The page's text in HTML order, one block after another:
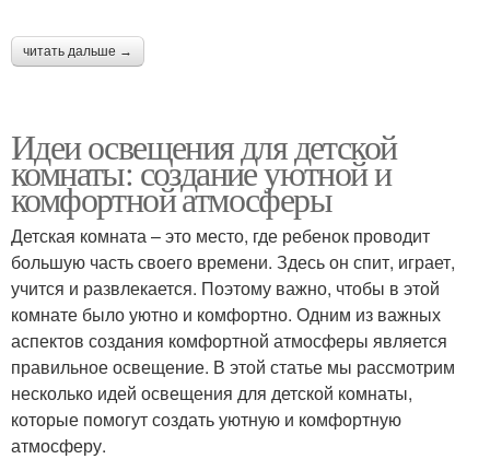
читать дальше →
Идеи освещения для детской
комнаты: создание уютной и
комфортной атмосферы
Детская комната – это место, где ребенок проводит
большую часть своего времени. Здесь он спит, играет,
учится и развлекается. Поэтому важно, чтобы в этой
комнате было уютно и комфортно. Одним из важных
аспектов создания комфортной атмосферы является
правильное освещение. В этой статье мы рассмотрим
несколько идей освещения для детской комнаты,
которые помогут создать уютную и комфортную
атмосферу.